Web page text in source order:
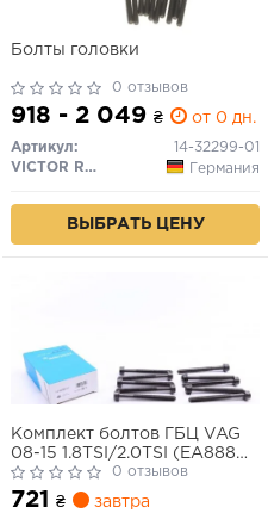
Болты головки
0 отзывов
918 - 2 049 ₴ от 0 дн.
Артикул:
14-32299-01
VICTOR REINZ
Германия
ВЫБРАТЬ ЦЕНУ
Комплект болтов ГБЦ VAG
08-15 1.8TSI/2.0TSI (EA888
G2) (внутр. многогранник,
длина: 115 мм)
0 отзывов
721 ₴ завтра